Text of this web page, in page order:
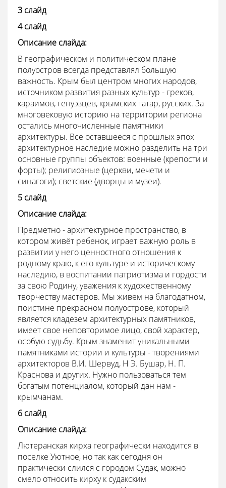
3 слайд
4 слайд
Описание слайда:
В географическом и политическом плане
полуостров всегда представлял большую
важность. Крым был центром многих народов,
источником развития разных культур - греков,
караимов, генуэзцев, крымских татар, русских. За
многовековую историю на территории региона
остались многочисленные памятники
архитектуры. Все оставшееся с прошлых эпох
архитектурное наследие можно разделить на три
основные группы объектов: военные (крепости и
форты); религиозные (церкви, мечети и
синагоги); светские (дворцы и музеи).
5 слайд
Описание слайда:
Предметно - архитектурное пространство, в
котором живёт ребенок, играет важную роль в
развитии у него ценностного отношения к
родному краю, к его культуре и историческому
наследию, в воспитании патриотизма и гордости
за свою Родину, уважения к художественному
творчеству мастеров. Мы живем на благодатном,
поистине прекрасном полуострове, который
является кладезем архитектурных памятников,
имеет свое неповторимое лицо, свой характер,
особую судьбу. Крым знаменит уникальными
памятниками истории и культуры - творениями
архитекторов В.И. Шервуд, Н Э. Бушар, Н. П.
Краснова и других. Нужно пользоваться тем
богатым потенциалом, который дан нам -
крымчанам.
6 слайд
Описание слайда:
Лютеранская кирха географически находится в
поселке Уютное, но так как сегодня он
практически слился с городом Судак, можно
смело относить кирху к судакским